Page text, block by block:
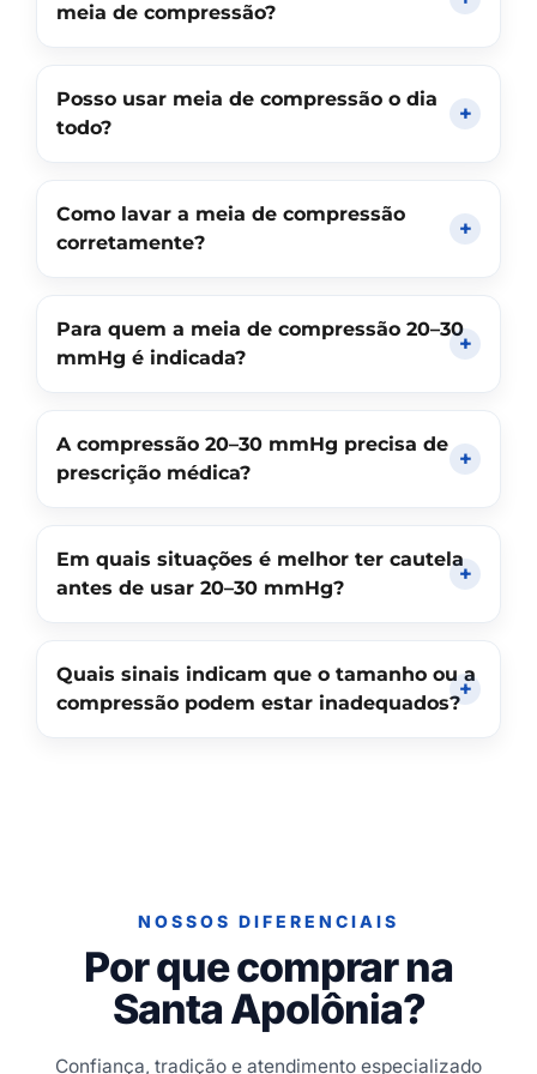
meia de compressão?
Posso usar meia de compressão o dia
todo?
Como lavar a meia de compressão
corretamente?
Para quem a meia de compressão 20–30
mmHg é indicada?
A compressão 20–30 mmHg precisa de
prescrição médica?
Em quais situações é melhor ter cautela
antes de usar 20–30 mmHg?
Quais sinais indicam que o tamanho ou a
compressão podem estar inadequados?
NOSSOS DIFERENCIAIS
Por que comprar na
Santa Apolônia?
Confiança, tradição e atendimento especializado